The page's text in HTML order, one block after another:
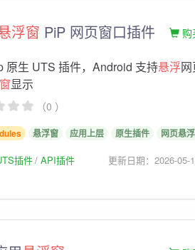
浮窗 PiP 网页窗口插件 购
原生 UTS 插件，Android 支持悬浮
显示
（0 ）
悬浮窗 应用上层 原生插件 网页悬
插件 API插件 更新日期：2026-05-